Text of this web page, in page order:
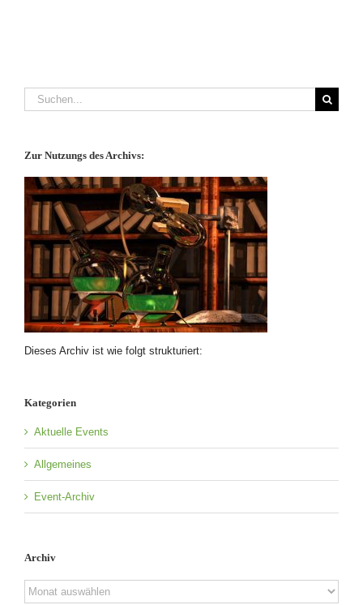
Suche
nach:
Zur Nutzungs des Archivs:
Dieses Archiv ist wie folgt strukturiert:
Kategorien
Aktuelle Events
Allgemeines
Event-Archiv
Archiv
Archiv